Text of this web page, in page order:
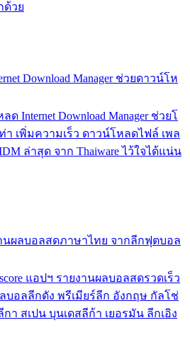
ด้วย
Download Manager ช่วยดาวน์โห
Internet Download Manager ช่วยโ
า เพิ่มความเร็ว ดาวน์โหลดไฟล์ เพล
ล่าสุด จาก Thaiware ไว้ใจได้แน่น
านผลบอลสดภาษาไทย จากลีกฟุตบอล
แอปฯ รายงานผลบอลสดรวดเร็ว
บอลลีกดัง พรีเมียร์ลีก อังกฤษ กัลโช่
กา สเปน บุนเดสลีก้า เยอรมัน ลีกเอิง